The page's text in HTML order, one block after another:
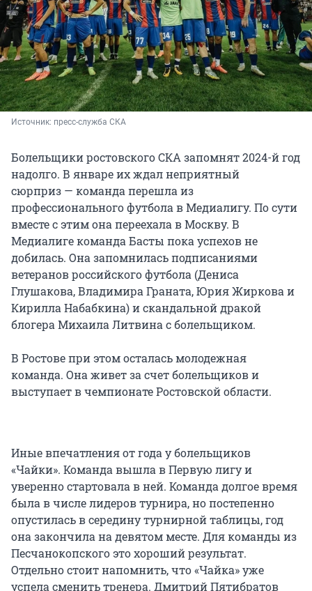
Источник: пресс-служба СКА
Болельщики ростовского СКА запомнят 2024-й год
надолго. В январе их ждал неприятный
сюрприз — команда перешла из
профессионального футбола в Медиалигу. По сути
вместе с этим она переехала в Москву. В
Медиалиге команда Басты пока успехов не
добилась. Она запомнилась подписаниями
ветеранов российского футбола (Дениса
Глушакова, Владимира Граната, Юрия Жиркова и
Кирилла Набабкина) и скандальной дракой
блогера Михаила Литвина с болельщиком.
В Ростове при этом осталась молодежная
команда. Она живет за счет болельщиков и
выступает в чемпионате Ростовской области.
Иные впечатления от года у болельщиков
«Чайки». Команда вышла в Первую лигу и
уверенно стартовала в ней. Команда долгое время
была в числе лидеров турнира, но постепенно
опустилась в середину турнирной таблицы, год
она закончила на девятом месте. Для команды из
Песчанокопского это хороший результат.
Отдельно стоит напомнить, что «Чайка» уже
успела сменить тренера. Дмитрий Пятибратов